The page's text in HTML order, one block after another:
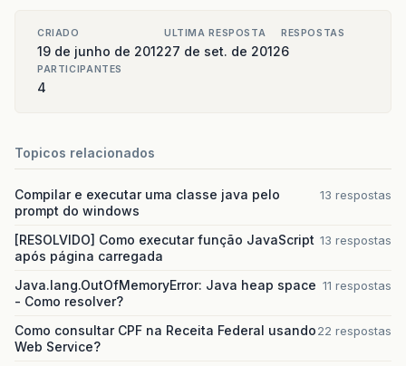
CRIADO
19 de junho de 2012
ULTIMA RESPOSTA
27 de set. de 2012
RESPOSTAS
6
PARTICIPANTES
4
Topicos relacionados
Compilar e executar uma classe java pelo
prompt do windows
13 respostas
[RESOLVIDO] Como executar função JavaScript
após página carregada
13 respostas
Java.lang.OutOfMemoryError: Java heap space
- Como resolver?
11 respostas
Como consultar CPF na Receita Federal usando
Web Service?
22 respostas